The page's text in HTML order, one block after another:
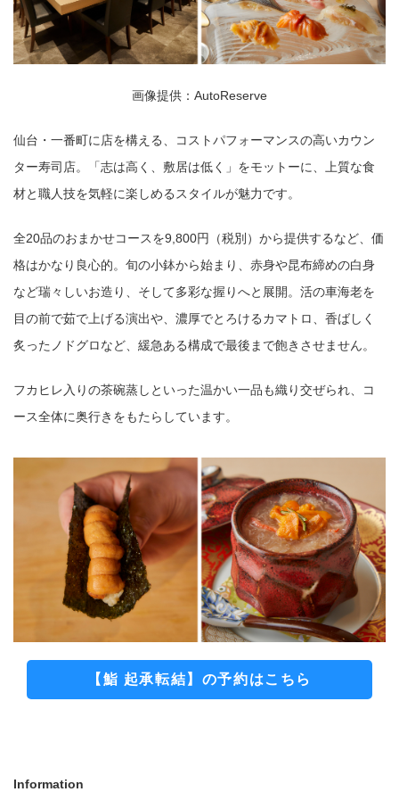
画像提供：AutoReserve
仙台・一番町に店を構える、コストパフォーマンスの高いカウン
ター寿司店。「志は高く、敷居は低く」をモットーに、上質な食
材と職人技を気軽に楽しめるスタイルが魅力です。
全20品のおまかせコースを9,800円（税別）から提供するなど、価
格はかなり良心的。旬の小鉢から始まり、赤身や昆布締めの白身
など瑞々しいお造り、そして多彩な握りへと展開。活の車海老を
目の前で茹で上げる演出や、濃厚でとろけるカマトロ、香ばしく
炙ったノドグロなど、緩急ある構成で最後まで飽きさせません。
フカヒレ入りの茶碗蒸しといった温かい一品も織り交ぜられ、コ
ース全体に奥行きをもたらしています。
【鮨 起承転結】の予約はこちら
Information
https://jp.pokke.in/blog/22052 コピー